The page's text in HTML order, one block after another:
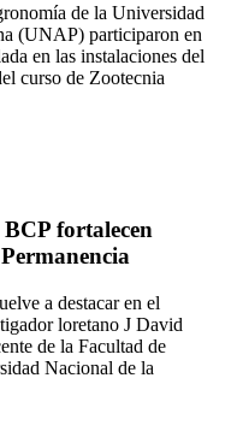
de la Universidad
(UNAP) participaron en
en las instalaciones del
curso de Zootecnia
fortalecen
a destacar en el
loretano J David
de la Facultad de
Nacional de la